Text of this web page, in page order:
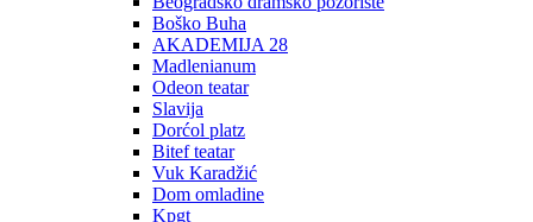
Boško Buha
AKADEMIJA 28
Madlenianum
Odeon teatar
Slavija
Dorćol platz
Bitef teatar
Vuk Karadžić
Dom omladine
Kpgt